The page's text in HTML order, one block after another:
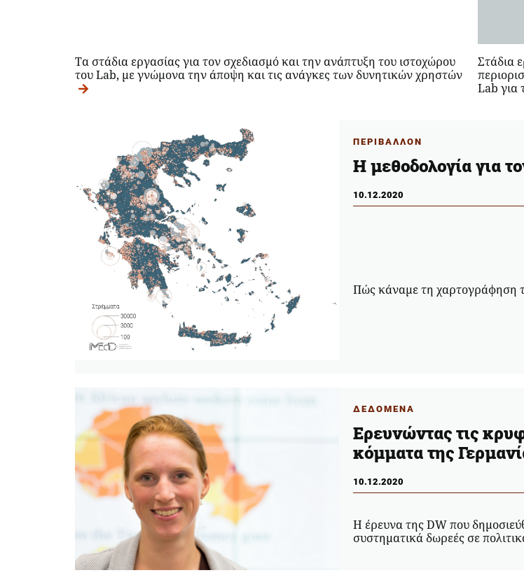
Τα στάδια εργασίας για τον σχεδιασμό και την ανάπτυξη του ιστοχώρου
του Lab, με γνώμονα την άποψη και τις ανάγκες των δυνητικών χρηστών
Στάδια
Lab για
ΠΕΡΙΒΑΛΛΟΝ
Η μεθοδολογία για
10.12.2020
Πώς κάναμε τη χαρτογράφηση
ΔΕΔΟΜΕΝΑ
Ερευνώντας τις
κόμματα της
10.12.2020
Η έρευνα της DW που
συστηματικά δωρεές σε